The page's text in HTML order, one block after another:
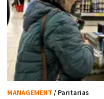
MANAGEMENT / Paritarias